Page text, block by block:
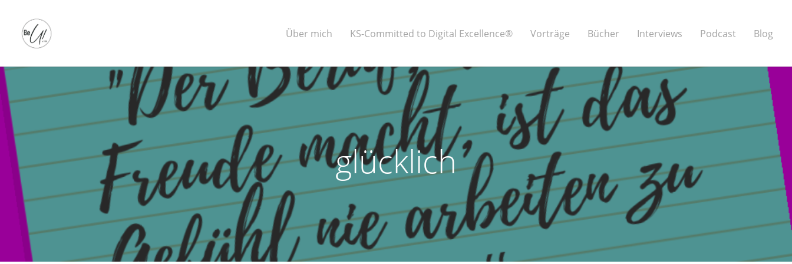
Über mich KS-Committed to Digital Excellence® Vorträge Bücher Interviews Podcast Blog
glücklich